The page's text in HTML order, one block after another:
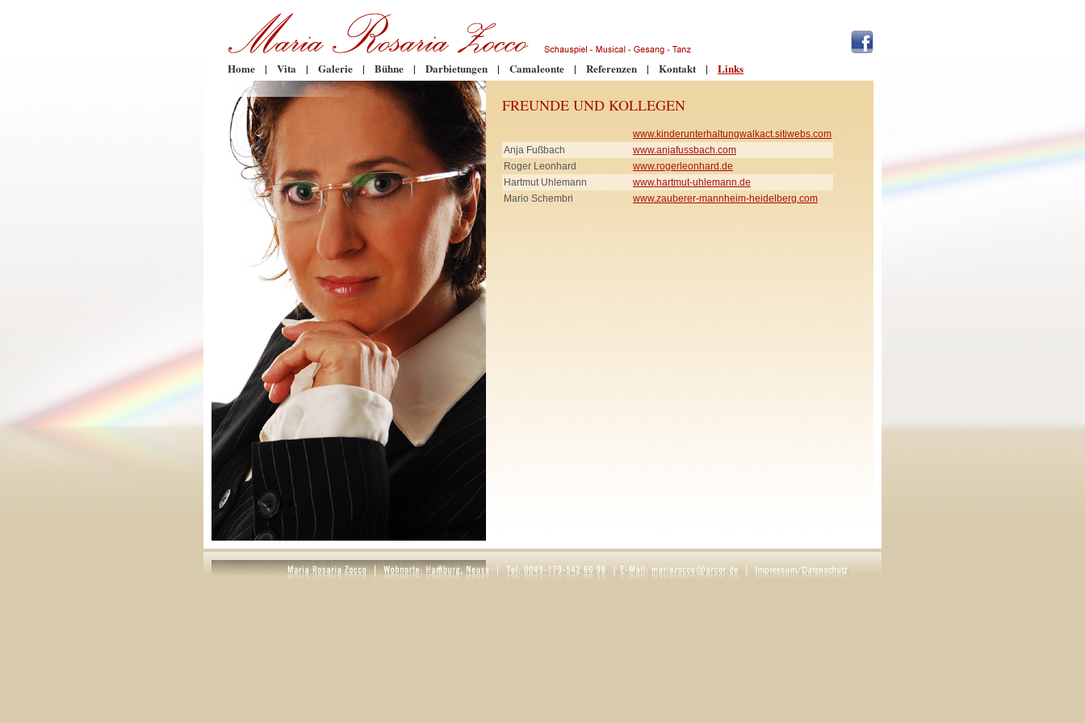
Home | Vita | Galerie | Bühne | Darbietungen | Camaleonte | Referenzen | Kontakt | Links
FREUNDE UND KOLLEGEN
www.kinderunterhaltungwalkact.sitiwebs.com
Anja Fußbach
www.anjafussbach.com
Roger Leonhard
www.rogerleonhard.de
Hartmut Uhlemann
www.hartmut-uhlemann.de
Mario Schembri
www.zauberer-mannheim-heidelberg.com